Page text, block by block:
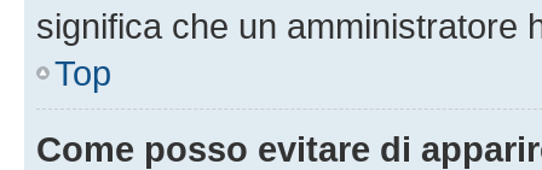
significa che un amministratore
Top
Come posso evitare di